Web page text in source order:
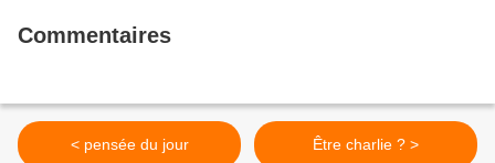
Commentaires
< pensée du jour Être charlie ? >